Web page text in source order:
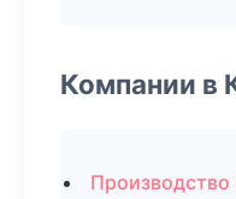
Компании в